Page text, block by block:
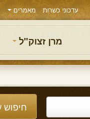
עדכוני כשרות מאמרים
מרן זצוק"ל